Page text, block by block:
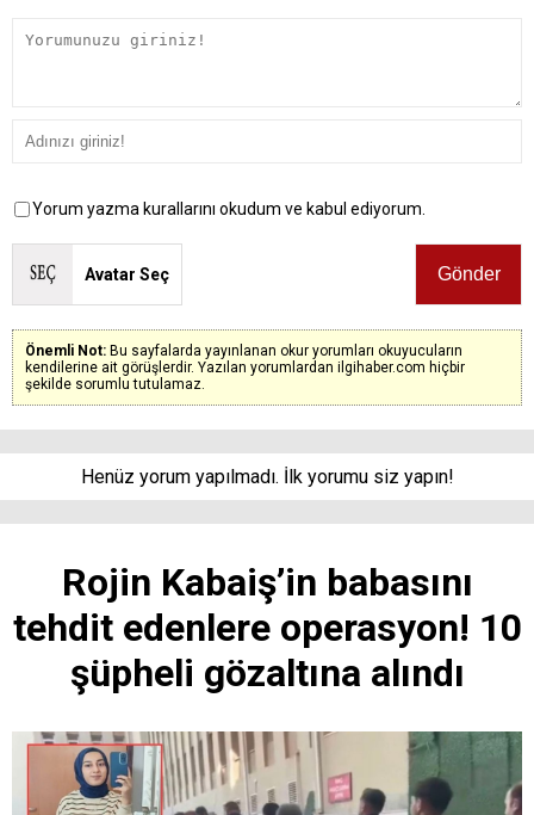
Yorum yazma kurallarını okudum ve kabul ediyorum.
Avatar Seç
Önemli Not: Bu sayfalarda yayınlanan okur yorumları okuyucuların
kendilerine ait görüşlerdir. Yazılan yorumlardan ilgihaber.com hiçbir
şekilde sorumlu tutulamaz.
Henüz yorum yapılmadı. İlk yorumu siz yapın!
Rojin Kabaiş’in babasını
tehdit edenlere operasyon! 10
şüpheli gözaltına alındı